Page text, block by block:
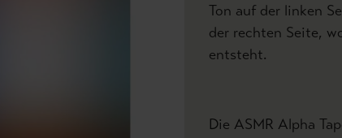
Ton auf der linken
der rechten Seite,
entsteht.
Die ASMR Alpha